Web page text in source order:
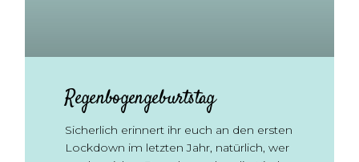
Regenbogengeburtstag
Sicherlich erinnert ihr euch an den ersten
Lockdown im letzten Jahr, natürlich, wer